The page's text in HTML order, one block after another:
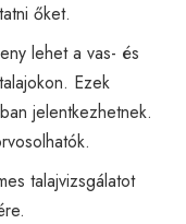
őket.
lehet a vas- és
Ezek
jelentkezhetnek.
talajvizsgálatot